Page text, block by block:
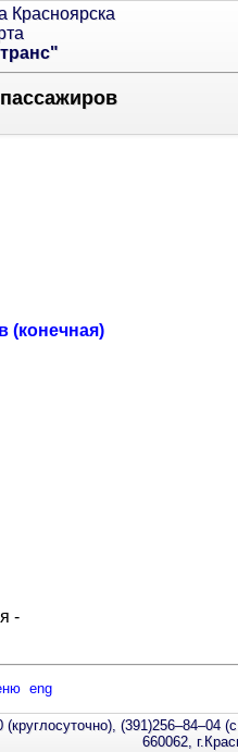
Красноярска
(конечная)
-
eng
(391)256–84–04
660062,